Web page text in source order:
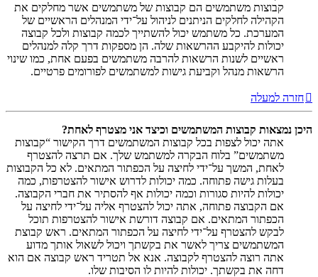
קבוצות משתמשים הם קבוצות של משתמשים אשר מחלקים את
הקהילה לחלקים הניתנים לניהול על־ידי המנהלים הראשיים של
המערכת. כל משתמש יכול להשתייך לכמה קבוצות ולכל קבוצה
יכולות להיקבע ההרשאות שלה. הן מספקות דרך קלה למנהלים
ראשיים לשנות הרשאות להרבה משתמשים בפעם אחת, כמו שינוי
הרשאות מנהל וקביעת גישות למשתמשים לפורומים פרטיים.
חזרה למעלה
היכן נמצאות קבוצות המשתמשים וכיצד אני מצטרף לאחת?
אתה יכול לצפות בכל קבוצות המשתמשים דרך הקישור “קבוצות
משתמשים” בלוח הבקרה למשתמש שלך. אם תרצה להצטרף
לאחת, המשך על־ידי לחיצה על הכפתור המתאים. לא כל הקבוצות
בעלות גישה פתוחה. כמה יכולות לדרוש אישור להצטרפות, כמה
יכולות להיות סגורות וכמה יכולות אף להסתיר את חברי הקבוצה.
אם הקבוצה פתוחה, אתה יכול להצטרף אליה על־ידי לחיצה על
הכפתור המתאים. אם קבוצה דורשת אישור להצטרפות תוכל
לבקש להצטרף על־ידי לחיצה על הכפתור המתאים. ראש קבוצת
המשתמשים צריך לאשר את בקשתך ויכול לשאול אותך מדוע
אתה רוצה להצטרף לקבוצה. אנא אל תטריד ראש קבוצה אם הוא
דחה את בקשתך. יכולות להיות לו הסיבות שלו.